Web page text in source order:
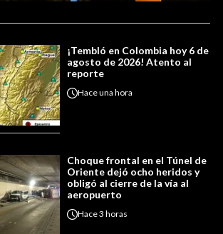
¡Tembló en Colombia hoy 6 de
agosto de 2026! Atento al
reporte
Haceuna hora
Choque frontal en el Túnel de
Oriente dejó ocho heridos y
obligó al cierre de la vía al
aeropuerto
Hace3 horas